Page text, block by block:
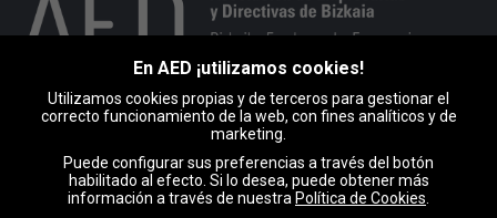
Portuko markesaren kalea 10, 1. esk. 48008 BILBO
946 793 513
Encuéntranos en:
Facebook
X
LinkedinInstagram
Mail
En AED ¡utilizamos cookies!
Utilizamos cookies propias y de terceros para gestionar el
correcto funcionamiento de la web, con fines analíticos y de
marketing.
Puede configurar sus preferencias a través del botón
habilitado al efecto. Si lo desea, puede obtener más
información a través de nuestra Política de Cookies